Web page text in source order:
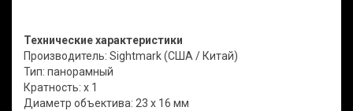
Технические характеристики
Производитель: Sightmark (США / Китай)
Тип: панорамный
Кратность: x 1
Диаметр объектива: 23 х 16 мм